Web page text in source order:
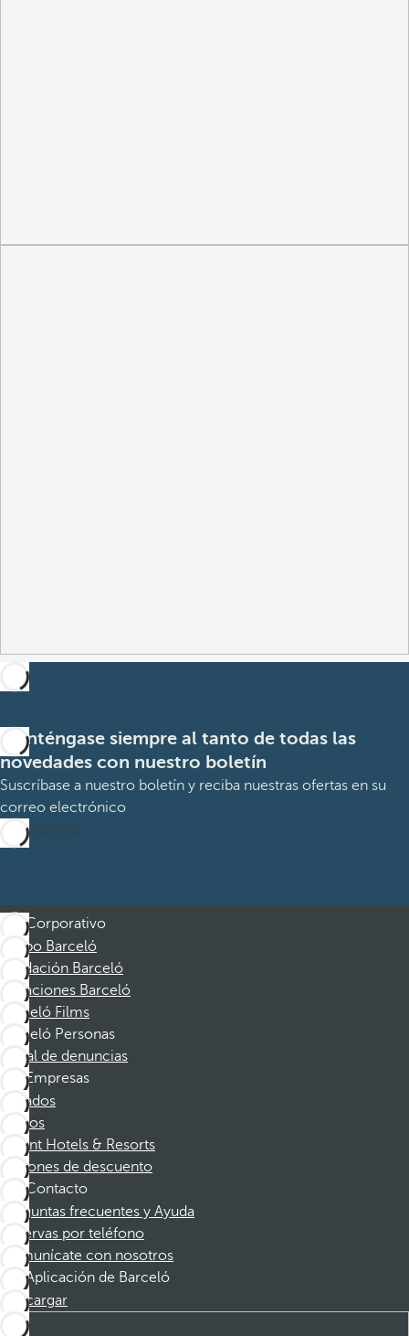
Manténgase siempre al tanto de todas las
novedades con nuestro boletín
Suscríbase a nuestro boletín y reciba nuestras ofertas en su
correo electrónico
Suscribirme
Corporativo
Grupo Barceló
Fundación Barceló
Vacaciones Barceló
Barceló Films
Barceló Personas
Canal de denuncias
Empresas
Afiliados
Socios
Dorint Hotels & Resorts
Cupones de descuento
Contacto
Preguntas frecuentes y Ayuda
Reservas por teléfono
Comunícate con nosotros
Aplicación de Barceló
Descargar